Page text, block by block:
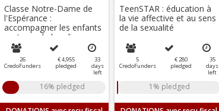
Classe Notre-Dame de
l'Espérance :
accompagner les enfants
porteurs de handicap
26
CredoFunders
€ 4,955
pledged
33
days
left
16% pledged
TeenSTAR : éducation à
la vie affective et au sens
de la sexualité
5
CredoFunders
€ 280
pledged
35
days
left
1% pledged